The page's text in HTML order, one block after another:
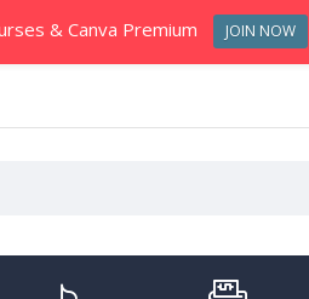
& Canva Premium JOIN NOW